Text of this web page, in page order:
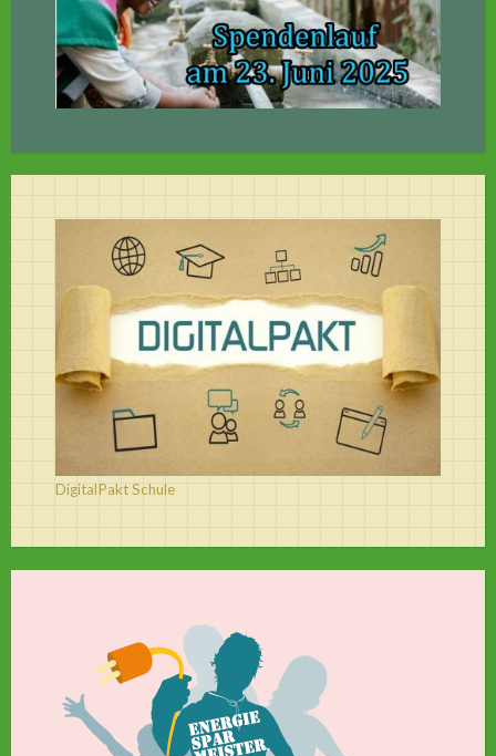
DigitalPakt Schule